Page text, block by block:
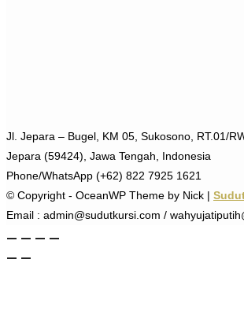
Jl. Jepara – Bugel, KM 05, Sukosono, RT.01/
Jepara (59424), Jawa Tengah, Indonesia
Phone/WhatsApp (+62) 822 7925 1621
© Copyright - OceanWP Theme by Nick |
Email : admin@sudutkursi.com /